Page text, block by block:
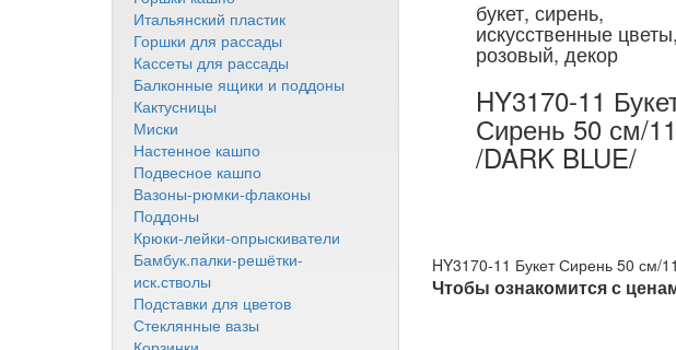
Итальянский пластик
Горшки для рассады
Кассеты для рассады
Балконные ящики и поддоны
Кактусницы
Миски
Настенное кашпо
Подвесное кашпо
Вазоны-рюмки-флаконы
Поддоны
Крюки-лейки-опрыскиватели
Бамбук.палки-решётки-
иск.стволы
Подставки для цветов
Стеклянные вазы
букет, сирень,
искусственные цветы,
розовый, декор
HY3170-11
Сирень 50 см/
/DARK BLUE/
HY3170-11 Букет Сирень 50 см/
Чтобы ознакомится с